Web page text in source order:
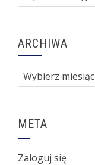
ARCHIWA
Archiwa
META
Zaloguj się